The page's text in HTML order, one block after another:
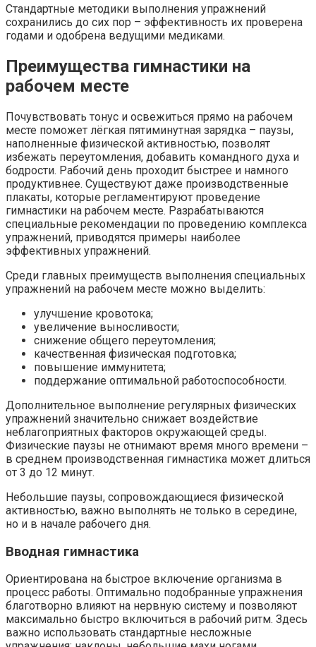
Стандартные методики выполнения упражнений
сохранились до сих пор – эффективность их проверена
годами и одобрена ведущими медиками.
Преимущества гимнастики на
рабочем месте
Почувствовать тонус и освежиться прямо на рабочем
месте поможет лёгкая пятиминутная зарядка – паузы,
наполненные физической активностью, позволят
избежать переутомления, добавить командного духа и
бодрости. Рабочий день проходит быстрее и намного
продуктивнее. Существуют даже производственные
плакаты, которые регламентируют проведение
гимнастики на рабочем месте. Разрабатываются
специальные рекомендации по проведению комплекса
упражнений, приводятся примеры наиболее
эффективных упражнений.
Среди главных преимуществ выполнения специальных
упражнений на рабочем месте можно выделить:
улучшение кровотока;
увеличение выносливости;
снижение общего переутомления;
качественная физическая подготовка;
повышение иммунитета;
поддержание оптимальной работоспособности.
Дополнительное выполнение регулярных физических
упражнений значительно снижает воздействие
неблагоприятных факторов окружающей среды.
Физические паузы не отнимают время много времени –
в среднем производственная гимнастика может длиться
от 3 до 12 минут.
Небольшие паузы, сопровождающиеся физической
активностью, важно выполнять не только в середине,
но и в начале рабочего дня.
Вводная гимнастика
Ориентирована на быстрое включение организма в
процесс работы. Оптимально подобранные упражнения
благотворно влияют на нервную систему и позволяют
максимально быстро включиться в рабочий ритм. Здесь
важно использовать стандартные несложные